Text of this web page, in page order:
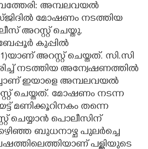
അമ്പലവയൽ
മോഷണം നടത്തിയ
അറസ്റ്റ് ചെയ്തു.
കുപ്പിൽ
അറസ്റ്റ് ചെയ്തത്. സി.സി
നടത്തിയ അന്വേഷണത്തിൽ
ഇയാളെ അമ്പലവയൽ
ചെയ്തത്. മോഷണം നടന്ന
മണിക്കൂറിനകം തന്നെ
ചെയ്യാൻ പൊലീസിന്
ബുധനാഴ്ച പുലർച്ചെ
പള്ളിയുടെ